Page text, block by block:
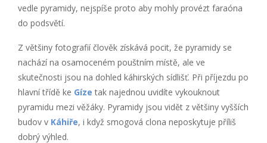
vedle pyramidy, nejspíše proto aby mohly provézt faraóna
do podsvětí.
Z většiny fotografií člověk získává pocit, že pyramidy se
nachází na osamoceném pouštním místě, ale ve
skutečnosti jsou na dohled káhirských sídlišť. Při příjezdu po
hlavní třídě ke Gíze tak najednou uvidíte vykouknout
pyramidu mezi věžáky. Pyramidy jsou vidět z většiny vyšších
budov v Káhiře, i když smogová clona neposkytuje příliš
dobrý výhled.